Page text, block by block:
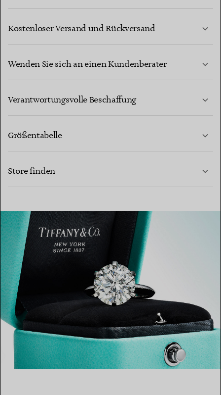
Kostenloser Versand und Rückversand
Wenden Sie sich an einen Kundenberater
Verantwortungsvolle Beschaffung
MEHR ERFAHREN
Größentabelle
Store finden
EINEN STORE IN IHRER NÄHE FINDEN